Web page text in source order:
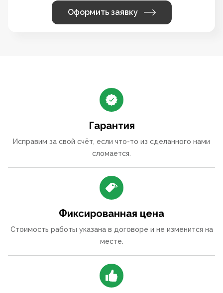
Оформить заявку
Гарантия
Исправим за свой счёт, если что-то из сделанного нами
сломается.
Фиксированная цена
Стоимость работы указана в договоре и не изменится на
месте.